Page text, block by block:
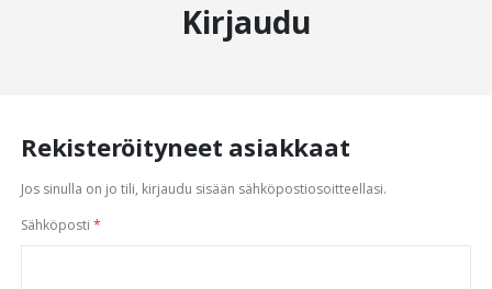
Kirjaudu
Rekisteröityneet asiakkaat
Jos sinulla on jo tili, kirjaudu sisään sähköpostiosoitteellasi.
Sähköposti